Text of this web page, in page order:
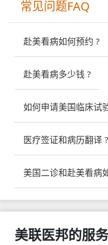
常见问题FAQ
赴美看病如何预约 ?
赴美看病多少钱 ?
如何申请美国临床试
医疗签证和病历翻译 ?
美国二诊和赴美看病
美联医邦的服务